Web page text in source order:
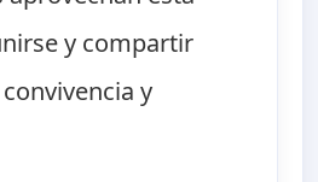
y compartir
y